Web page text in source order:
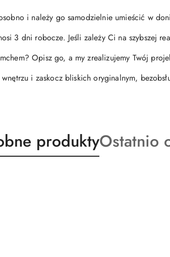
i należy go samodzielnie umieścić w
3 dni robocze. Jeśli zależy Ci na szybszej
mchem? Opisz go, a my zrealizujemy Twój
i zaskocz bliskich oryginalnym,
produktyProdukty
o
Ostatnio